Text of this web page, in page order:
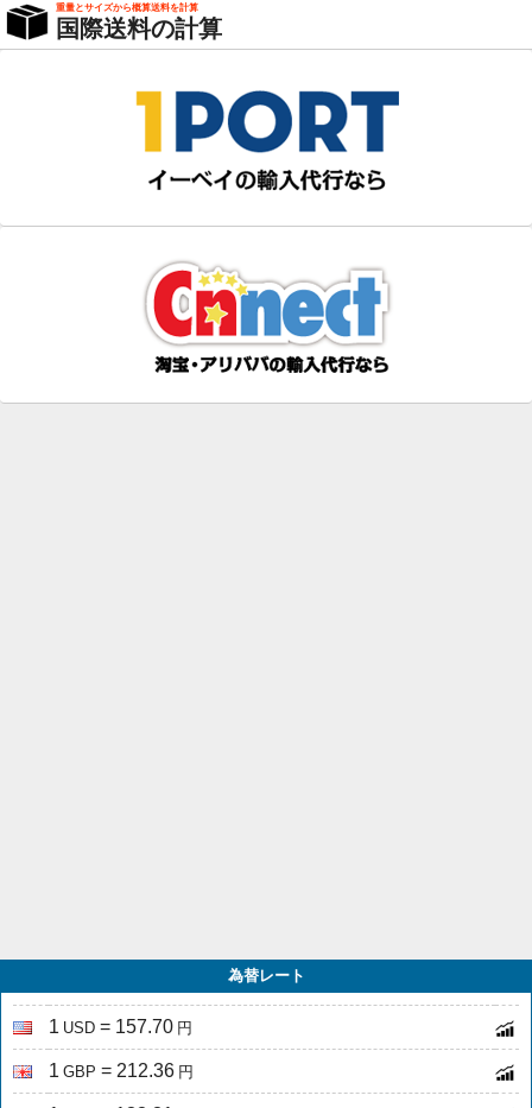
重量とサイズから概算送料を計算
国際送料の計算
為替レート
1 USD = 157.70 円
1 GBP = 212.36 円